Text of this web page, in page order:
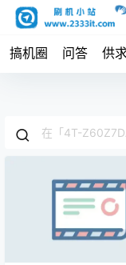
搞机圈 问答 供